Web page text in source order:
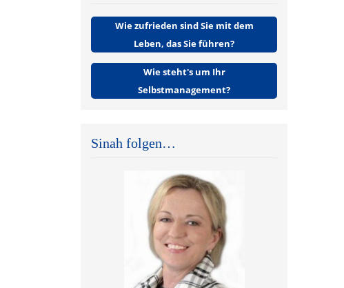
Wie zufrieden sind Sie mit dem
Leben, das Sie führen?
Wie steht's um Ihr
Selbstmanagement?
Sinah folgen…